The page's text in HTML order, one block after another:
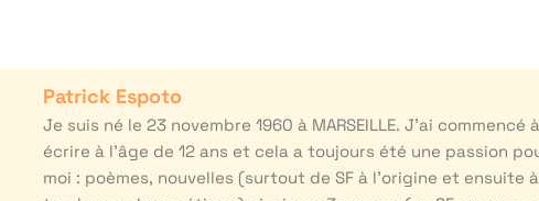
Patrick Espoto
Je suis né le 23 novembre 1960 à MARSEILLE. J’ai commencé à
écrire à l’âge de 12 ans et cela a toujours été une passion
moi : poèmes, nouvelles (surtout de SF à l’origine et ensuite à